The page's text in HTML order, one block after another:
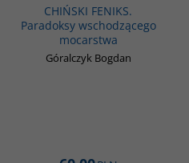
CHIŃSKI FENIKS.
Paradoksy wschodzącego
mocarstwa
Góralczyk Bogdan